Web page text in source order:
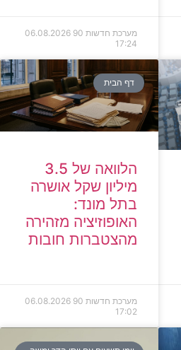
מערכת חדשות 90
06.08.2026
17:24
דף הבית
הלוואה של 3.5
מיליון שקל אושרה
בתל מונד:
האופוזיציה מזהירה
מהצטברות חובות
מערכת חדשות 90
06.08.2026
17:02